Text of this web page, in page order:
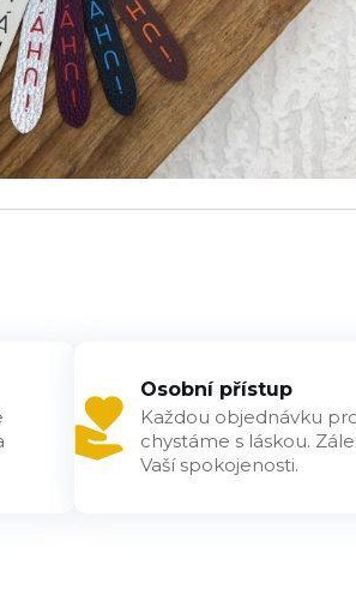
Osobní přístup
Každou objednávku
chystáme s láskou.
Vaší spokojenosti.